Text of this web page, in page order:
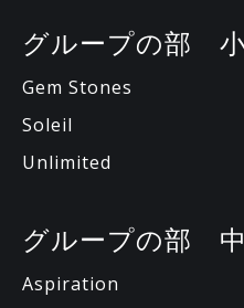
グループの部 小
Gem Stones
Soleil
Unlimited
グループの部
Aspiration